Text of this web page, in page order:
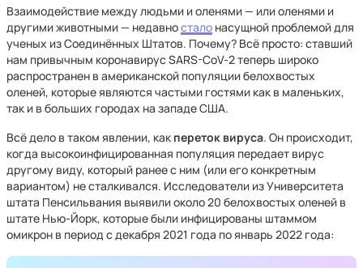
Взаимодействие между людьми и оленями — или оленями и
другими животными — недавностало насущной проблемой для
ученых из Соединённых Штатов. Почему? Всё просто: ставший
нам привычным коронавирус SARS-CoV-2 теперь широко
распространен в американской популяции белохвостых
оленей, которые являются частыми гостями как в маленьких,
так и в больших городах на западе США.
Всё дело в таком явлении, как переток вируса. Он происходит,
когда высокоинфицированная популяция передает вирус
другому виду, который ранее с ним (или его конкретным
вариантом) не сталкивался. Исследователи из Университета
штата Пенсильвания выявили около 20 белохвостых оленей в
штате Нью-Йорк, которые были инфицированы штаммом
омикрон в период с декабря 2021 года по январь 2022 года: